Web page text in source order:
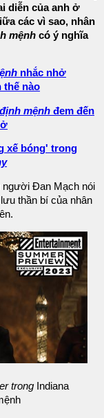
diễn của anh ở
các vì sao, nhân
mệnh có ý nghĩa
nhắc nhở
thế nào
mệnh đem đến
xế bóng' trong
người Đan Mạch nói
thần bí của nhân
trong Indiana